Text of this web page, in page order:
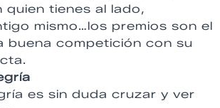
quien tienes al lado,
mismo…los premios son el
buena competición con su
es sin duda cruzar y ver